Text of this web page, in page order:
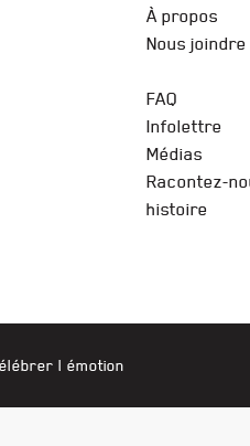
À propos
Nous joindre
FAQ
Infolettre
Médias
Racontez-
histoire
l émotion